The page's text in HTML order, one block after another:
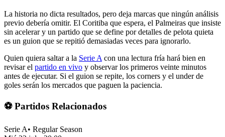
La historia no dicta resultados, pero deja marcas que ningún análisis
previo debería omitir. El Coritiba que espera, el Palmeiras que insiste
sin acelerar y un partido que se define por detalles de pelota quieta
es un guion que se repitió demasiadas veces para ignorarlo.
Quien quiera saltar a la Serie A con una lectura fría hará bien en
revisar el partido en vivo y observar los primeros veinte minutos
antes de ejecutar. Si el guion se repite, los corners y el under de
goles serán los mercados que paguen la paciencia.
⚽ Partidos Relacionados
Serie A• Regular Season